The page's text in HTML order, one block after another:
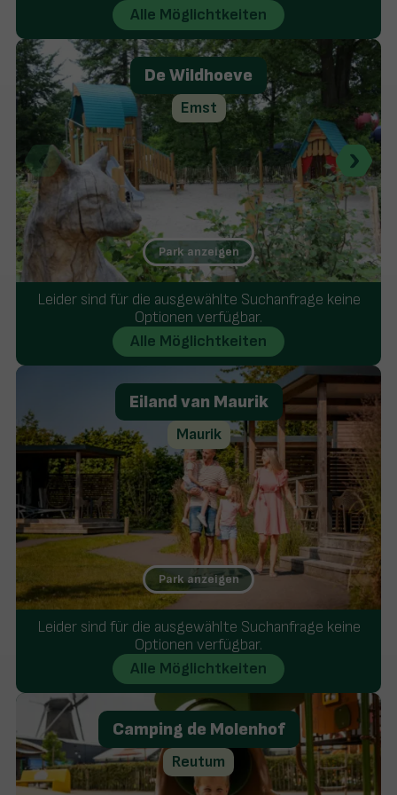
Alle Möglichtkeiten
De Wildhoeve
Emst
Ausgedehnte Wald- und Heidegebiete
Luxuriöse Sanitäranlagen
Wildbeobachtung im Elspeterwald
Park anzeigen
Leider sind für die ausgewählte Suchanfrage keine
Optionen verfügbar.
Alle Möglichtkeiten
Eiland van Maurik
Maurik
Luxus & Qualität
> 50 Jahre Urlaubsspaß
Umgeben von Wasser und Strand
Park anzeigen
Leider sind für die ausgewählte Suchanfrage keine
Optionen verfügbar.
Alle Möglichtkeiten
Camping de Molenhof
Reutum